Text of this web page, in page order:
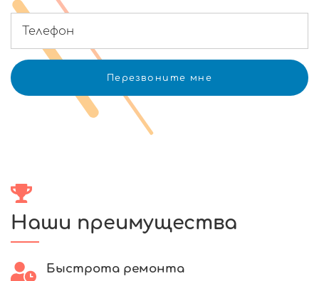
Наши преимущества
Быстрота ремонта